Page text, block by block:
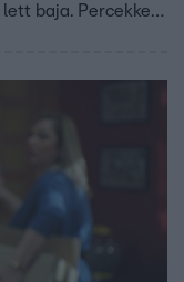
baja. Percekkel